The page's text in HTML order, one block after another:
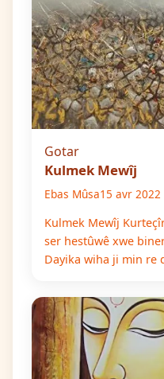
Gotar
Kulmek Mewîj
Ebas Mûsa15 avr 2022
Kulmek Mewîj
ser hestûwê xwe
Dayika wiha ji min re